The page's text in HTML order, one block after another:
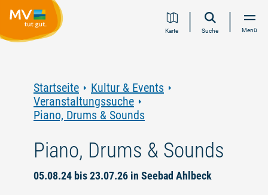
Inhalt
Navigation
Volltextsuche
FooterKarte Suche Menü
Startseite
Kultur & Events
Veranstaltungssuche
Piano, Drums & Sounds
Piano, Drums & Sounds
05.08.24 bis 23.07.26 in Seebad Ahlbeck